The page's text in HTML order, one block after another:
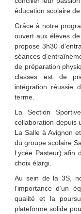
éducation scolaire de
Grâce à notre
ouvert aux élèves
propose 3h30
séances
de préparation
classes est de
intégration réussie
terme.
La Section
collaboration depuis
La Salle à Avignon
du groupe scolaire
Lycée Pasteur) afin
choix élargi.
Au sein de la 3S,
l’importance d’un
qualité et la
plateforme solide